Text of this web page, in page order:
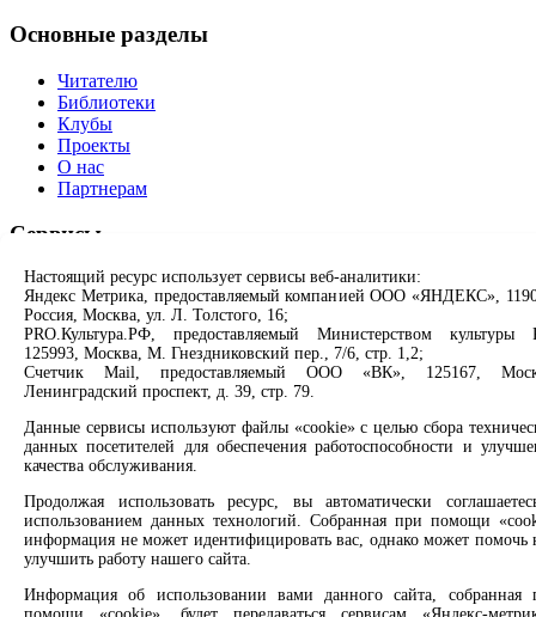
Основные разделы
Читателю
Библиотеки
Клубы
Проекты
О нас
Партнерам
Сервисы
Продлить книгу
Спроси библиотекаря
Спроси краеведа
Оцените качество услуг
Направить обращение директору
Вконтакте
Одноклассники
Max
Rutube
Заметили опечатку? Выделите текст с ошибкой и нажмите
клавиши Ctrl+Enter или ссылку ниже
Настоящий ресурс использует сервисы веб-аналитики:
Яндекс Метрика, предоставляемый компанией ООО «ЯНДЕКС»,
Россия, Москва, ул. Л. Толстого, 16;
PRO.Культура.РФ, предоставляемый Министерством культуры
125993, Москва, М. Гнездниковский пер., 7/6, стр. 1,2;
Счетчик Mail, предоставляемый ООО «ВК», 125167,
Ленинградский проспект, д. 39, стр. 79.
Данные сервисы используют файлы «cookie» с целью сбора
данных посетителей для обеспечения работоспособности и
качества обслуживания.
Продолжая использовать ресурс, вы автоматически
использованием данных технологий. Собранная при помощи
информация не может идентифицировать вас, однако может помочь
улучшить работу нашего сайта.
Информация об использовании вами данного сайта, собранная